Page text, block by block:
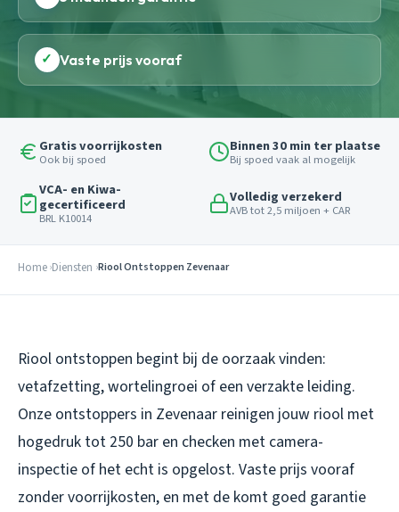
✓ Vaste prijs vooraf
Gratis voorrijkosten
Ook bij spoed
Binnen 30 min ter plaatse
Bij spoed vaak al mogelijk
VCA- en Kiwa-
gecertificeerd
BRL K10014
Volledig verzekerd
AVB tot 2,5 miljoen + CAR
Home Diensten Riool Ontstoppen Zevenaar
Riool ontstoppen begint bij de oorzaak vinden:
vetafzetting, wortelingroei of een verzakte leiding.
Onze ontstoppers in Zevenaar reinigen jouw riool met
hogedruk tot 250 bar en checken met camera-
inspectie of het echt is opgelost. Vaste prijs vooraf
zonder voorrijkosten, en met de komt goed garantie